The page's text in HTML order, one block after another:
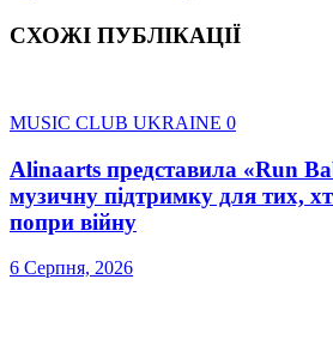
СХОЖІ ПУБЛІКАЦІЇ
MUSIC CLUB UKRAINE 0
Alinaarts представила «Run
музичну підтримку для тих,
попри війну
6 Серпня, 2026